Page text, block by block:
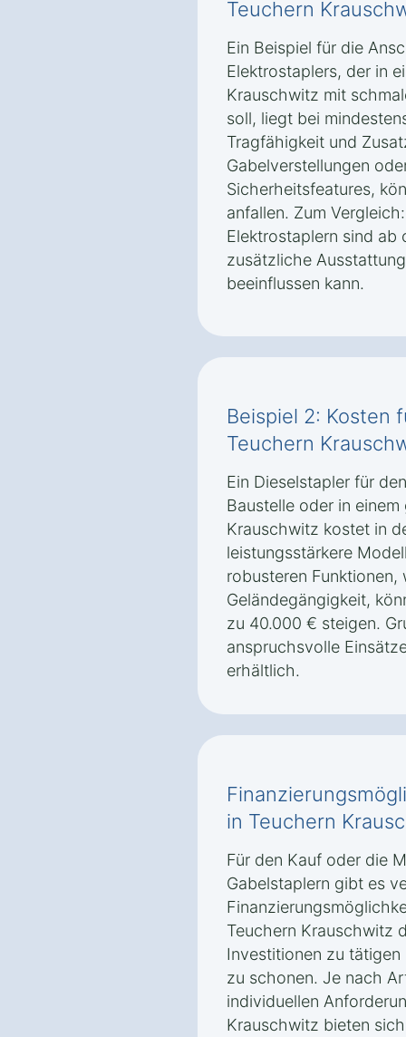
Teuchern
Ein Beispiel für die
Elektrostaplers, der in
Krauschwitz mit
soll, liegt bei
Tragfähigkeit und
Gabelverstellungen
Sicherheitsfeatures,
anfallen. Zum
Elektrostaplern sind
zusätzliche
beeinflussen kann.
Beispiel 2: Kosten
Teuchern
Ein Dieselstapler für
Baustelle oder in
Krauschwitz kostet in
leistungsstärkere
robusteren
Geländegängigkeit,
zu 40.000 € steigen.
anspruchsvolle
erhältlich.
in Teuchern
Für den Kauf oder die
Gabelstaplern gibt es
Teuchern Krauschwitz
Investitionen zu
zu schonen. Je nach
individuellen
Krauschwitz bieten